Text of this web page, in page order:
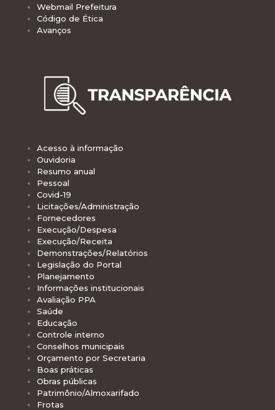
Webmail Prefeitura
Código de Ética
Avanços
Acesso à informação
Ouvidoria
Resumo anual
Pessoal
Covid-19
Licitações/Administração
Fornecedores
Execução/Despesa
Execução/Receita
Demonstrações/Relatórios
Legislação do Portal
Planejamento
Informações institucionais
Avaliação PPA
Saúde
Educação
Controle interno
Conselhos municipais
Orçamento por Secretaria
Boas práticas
Obras públicas
Patrimônio/Almoxarifado
Frotas